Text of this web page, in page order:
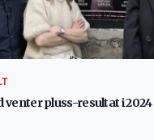
venter pluss-resultat i 2024